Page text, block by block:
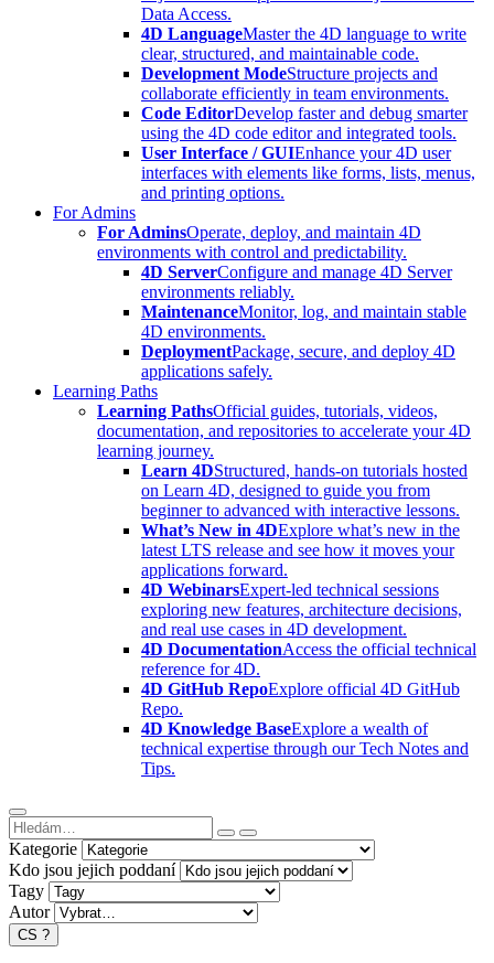
Data Access.
4D LanguageMaster the 4D language to write
clear, structured, and maintainable code.
Development ModeStructure projects and
collaborate efficiently in team environments.
Code EditorDevelop faster and debug smarter
using the 4D code editor and integrated tools.
User Interface / GUIEnhance your 4D user
interfaces with elements like forms, lists, menus,
and printing options.
For Admins
For AdminsOperate, deploy, and maintain 4D
environments with control and predictability.
4D ServerConfigure and manage 4D Server
environments reliably.
MaintenanceMonitor, log, and maintain stable
4D environments.
DeploymentPackage, secure, and deploy 4D
applications safely.
Learning Paths
Learning PathsOfficial guides, tutorials, videos,
documentation, and repositories to accelerate your 4D
learning journey.
Learn 4DStructured, hands-on tutorials hosted
on Learn 4D, designed to guide you from
beginner to advanced with interactive lessons.
What’s New in 4DExplore what’s new in the
latest LTS release and see how it moves your
applications forward.
4D WebinarsExpert-led technical sessions
exploring new features, architecture decisions,
and real use cases in 4D development.
4D DocumentationAccess the official technical
reference for 4D.
4D GitHub RepoExplore official 4D GitHub
Repo.
4D Knowledge BaseExplore a wealth of
technical expertise through our Tech Notes and
Tips.
Kategorie
Kdo jsou jejich poddaní
Tagy
Autor
CS ?